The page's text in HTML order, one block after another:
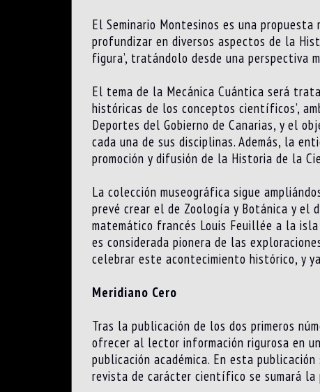
El Seminario Montesinos es una
profundizar en diversos aspectos de la
figura’, tratándolo desde una perspectiva
El tema de la Mecánica Cuántica será
históricas de los conceptos científicos’,
Deportes del Gobierno de Canarias, y el
cada una de sus disciplinas. Además, la
promoción y difusión de la Historia de la
La colección museográfica sigue
prevé crear el de Zoología y Botánica y el
matemático francés Louis Feuillée a la
es considerada pionera de las
celebrar este acontecimiento histórico, y
Meridiano Cero
Tras la publicación de los dos primeros
ofrecer al lector información rigurosa en
publicación académica. En esta
revista de carácter científico se sumará la